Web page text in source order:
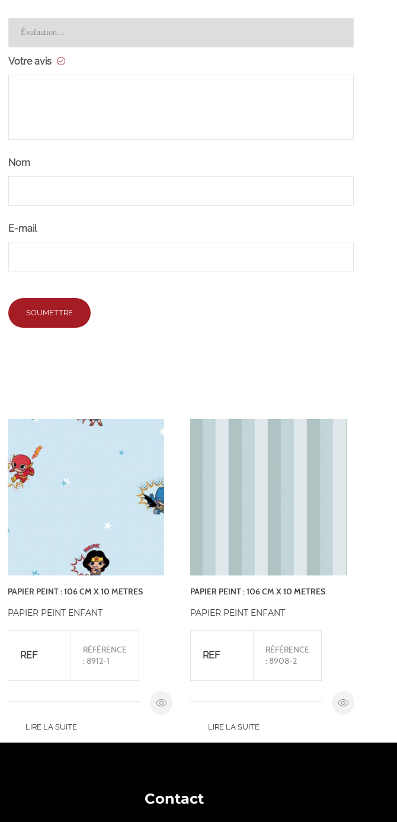
Votre avis
Nom
E-mail
PAPIER PEINT : 106 CM X 10 METRES
PAPIER PEINT ENFANT
REF
RÉFÉRENCE
: 8912-1
LIRE LA SUITE
PAPIER PEINT : 106 CM X 10 METRES
PAPIER PEINT ENFANT
REF
RÉFÉRENCE
: 8908-2
LIRE LA SUITE
Contact